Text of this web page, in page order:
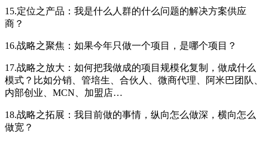
15.定位之产品：我是什么人群的什么问题的解决方案供应
商？
16.战略之聚焦：如果今年只做一个项目，是哪个项目？
17.战略之放大：如何把我做成的项目规模化复制，做成什么
模式？比如分销、管培生、合伙人、微商代理、阿米巴团队、
内部创业、MCN、加盟店…
18.战略之拓展：我目前做的事情，纵向怎么做深，横向怎么
做宽？